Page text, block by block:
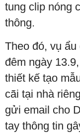
tung clip nóng
thông.
Theo đó, vụ
đêm ngày
thiết kế tạo
cãi tại nhà
gửi email cho
tay thông tin